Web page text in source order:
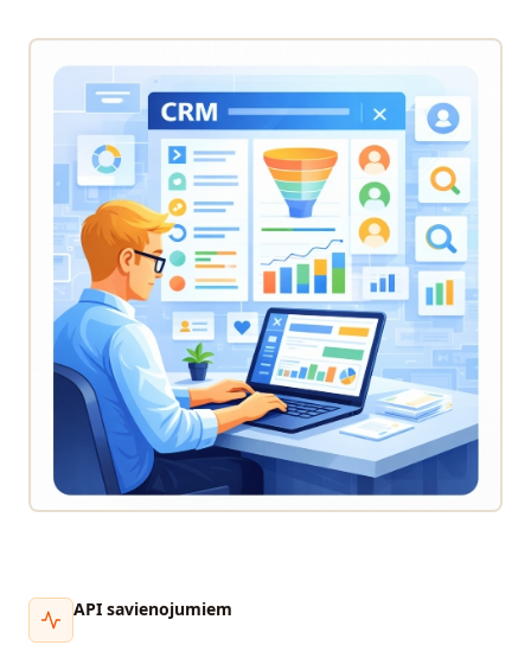
API savienojumiem